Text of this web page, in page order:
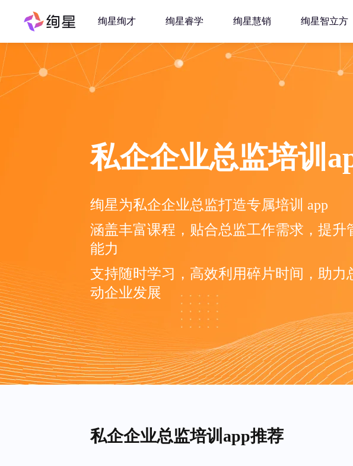
绚星绚才 绚星睿学 绚星慧销 绚星智立方
私企企业总监培训
绚星为私企企业总监打造专属培训 app
涵盖丰富课程，贴合总监工作需求，提升
能力
支持随时学习，高效利用碎片时间，助力
动企业发展
私企企业总监培训app推荐